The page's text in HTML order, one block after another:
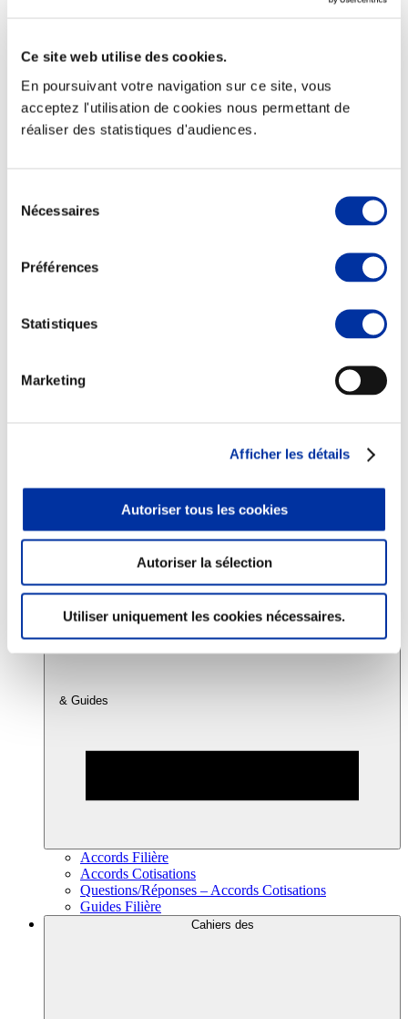
Ce site web utilise des cookies.
En poursuivant votre navigation sur ce site, vous
acceptez l'utilisation de cookies nous permettant de
réaliser des statistiques d'audiences.
Nécessaires
Préférences
Statistiques
Marketing
Afficher les détails
Autoriser tous les cookies
Autoriser la sélection
Utiliser uniquement les cookies nécessaires.
Transport – mise en marché
Abattoir
Viandes et santé
Juste rémunération et attractivité des métiers
Sources d’information
Accords
& Guides
Accords Filière
Accords Cotisations
Questions/Réponses – Accords Cotisations
Guides Filière
Cahiers des